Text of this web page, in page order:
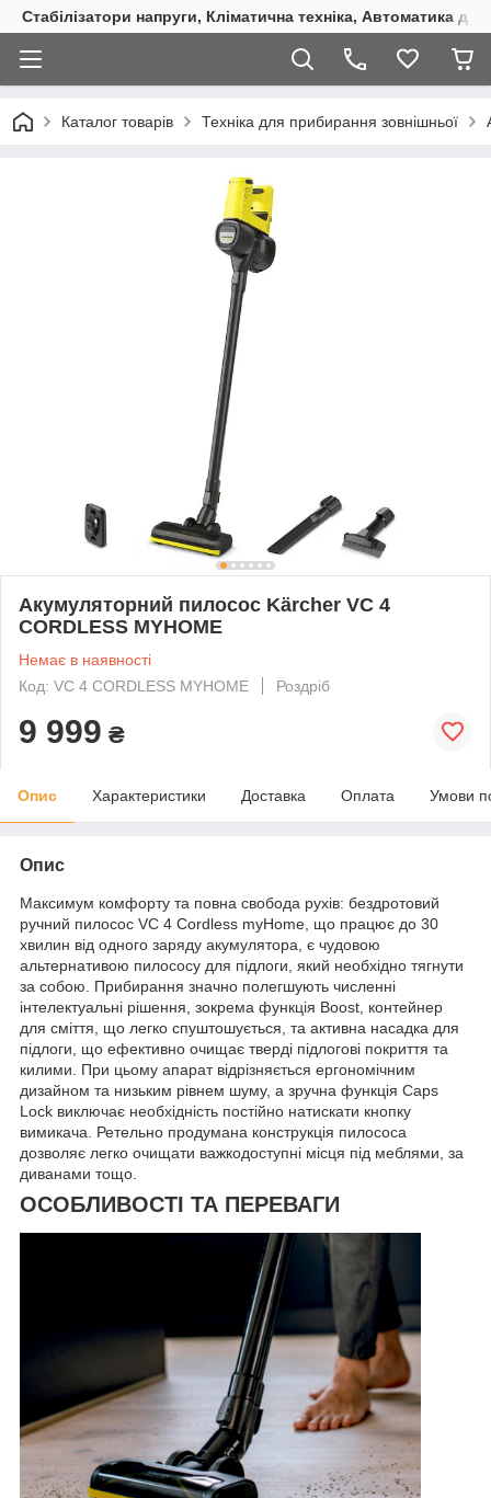
Стабілізатори напруги, Кліматична техніка, Автоматика
Каталог товарів Техніка для прибирання зовнішньої
Акумуляторний пилосос Kärcher VC 4
CORDLESS MYHOME
Немає в наявності
Код: VC 4 CORDLESS MYHOME
Роздріб
9 999 ₴
Опис Характеристики Доставка Оплата Умови
Опис
Максимум комфорту та повна свобода рухів: бездротовий
ручний пилосос VC 4 Cordless myHome, що працює до 30
хвилин від одного заряду акумулятора, є чудовою
альтернативою пилососу для підлоги, який необхідно тягнути
за собою. Прибирання значно полегшують численні
інтелектуальні рішення, зокрема функція Boost, контейнер
для сміття, що легко спуштошується, та активна насадка для
підлоги, що ефективно очищає тверді підлогові покриття та
килими. При цьому апарат відрізняється ергономічним
дизайном та низьким рівнем шуму, а зручна функція Caps
Lock виключає необхідність постійно натискати кнопку
вимикача. Ретельно продумана конструкція пилососа
дозволяє легко очищати важкодоступні місця під меблями, за
диванами тощо.
ОСОБЛИВОСТІ ТА ПЕРЕВАГИ